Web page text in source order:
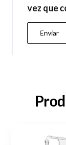
vez que